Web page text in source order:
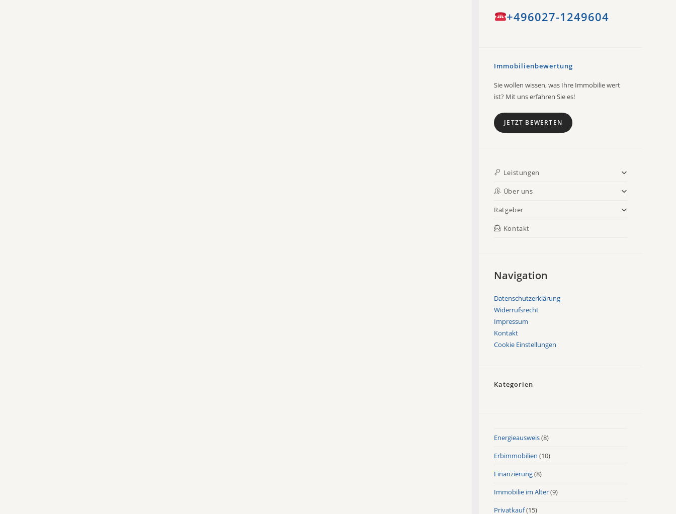
+496027-1249604
Immobilienbewertung
Sie wollen wissen, was Ihre Immobilie wert
ist? Mit uns erfahren Sie es!
JETZT BEWERTEN
Leistungen
Über uns
Ratgeber
Kontakt
Navigation
Datenschutzerklärung
Widerrufsrecht
Impressum
Kontakt
Cookie Einstellungen
Kategorien
Energieausweis(8)
Erbimmobilien (10)
Finanzierung(8)
Immobilie im Alter(9)
Privatkauf(15)